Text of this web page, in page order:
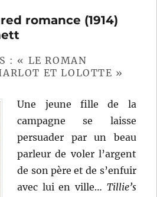
romance (1914)
: « LE ROMAN
ET LOLOTTE »
Une jeune fille de la
campagne se laisse
persuader par un beau
parleur de voler l’argent
de son père et de s’enfuir
avec lui en ville… Tillie’s